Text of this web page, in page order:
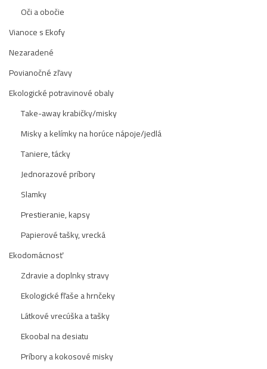
Oči a obočie
Vianoce s Ekofy
Nezaradené
Povianočné zľavy
Ekologické potravinové obaly
Take-away krabičky/misky
Misky a kelímky na horúce nápoje/jedlá
Taniere, tácky
Jednorazové príbory
Slamky
Prestieranie, kapsy
Papierové tašky, vrecká
Ekodomácnosť
Zdravie a doplnky stravy
Ekologické fľaše a hrnčeky
Látkové vrecúška a tašky
Ekoobal na desiatu
Príbory a kokosové misky